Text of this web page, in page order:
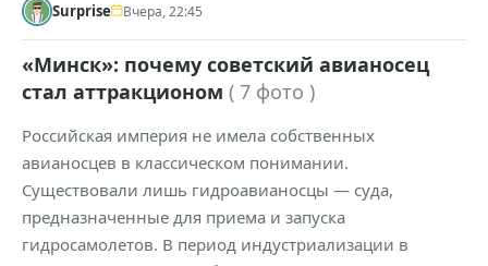
Surprise Вчера, 22:45
«Минск»: почему советский авианосец
стал аттракционом ( 7 фото )
Российская империя не имела собственных
авианосцев в классическом понимании.
Существовали лишь гидроавианосцы — суда,
предназначенные для приема и запуска
гидросамолетов. В период индустриализации в